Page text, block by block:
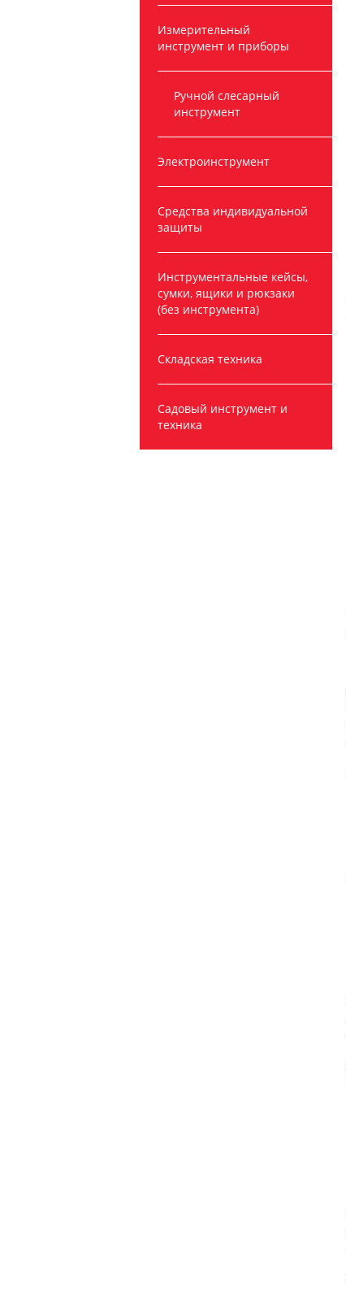
Измерительный
инструмент и приборы
Ручной слесарный
инструмент
Электроинструмент
Средства индивидуальной
защиты
Инструментальные кейсы,
сумки, ящики и рюкзаки
(без инструмента)
Складская техника
Садовый инструмент и
техника